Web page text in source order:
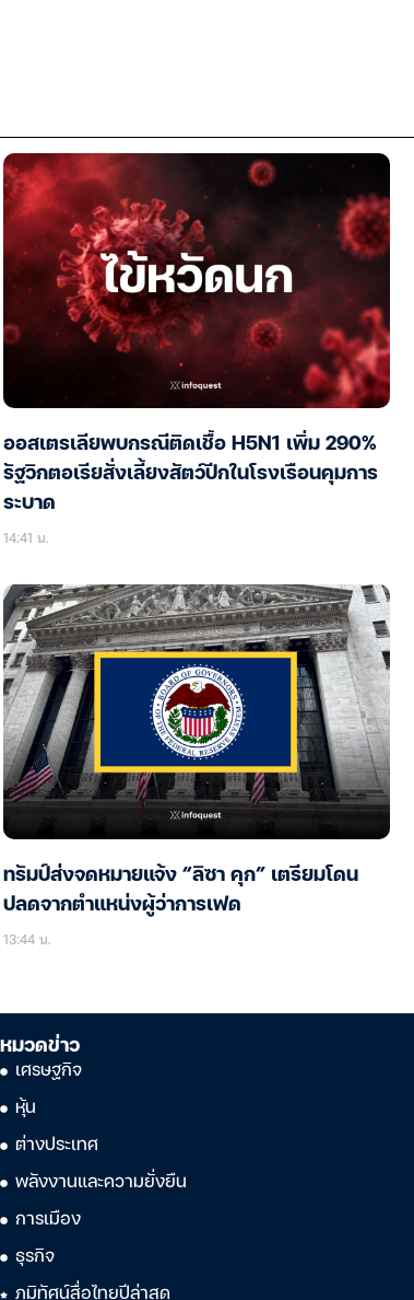
ออสเตรเลียพบกรณีติดเชื้อ H5N1 เพิ่ม 290%
รัฐวิกตอเรียสั่งเลี้ยงสัตว์ปีกในโรงเรือนคุมการ
ระบาด
14:41 น.
ทรัมป์ส่งจดหมายแจ้ง “ลิซา คุก” เตรียมโดน
ปลดจากตำแหน่งผู้ว่าการเฟด
13:44 น.
หมวดข่าว
เศรษฐกิจ
หุ้น
ต่างประเทศ
พลังงานและความยั่งยืน
การเมือง
ธุรกิจ
ภูมิทัศน์สื่อไทยปีล่าสุด